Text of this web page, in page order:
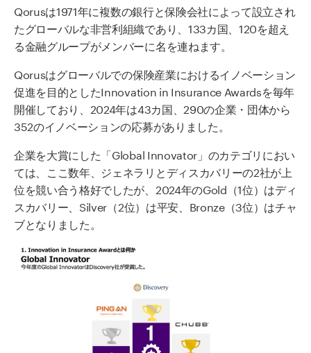
Qorusは1971年に複数の銀行と保険会社によって設立され
たグローバルな非営利組織であり、133カ国、120を超え
る金融グループがメンバーに名を連ねます。
Qorusはグローバルでの保険産業におけるイノベーション
促進を目的としたInnovation in Insurance Awardsを毎年
開催しており、2024年は43カ国、290の企業・団体から
352のイノベーションの応募がありました。
企業を大賞にした「Global Innovator」のカテゴリにおい
ては、ここ数年、ジェネラリとディスカバリーの2社が上
位を競い合う格好でしたが、2024年のGold（1位）はディ
スカバリー、Silver（2位）は平安、Bronze（3位）はチャ
ブとなりました。